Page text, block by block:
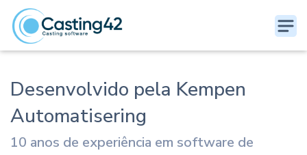
Desenvolvido pela Kempen
Automatisering
10 anos de experiência em software de